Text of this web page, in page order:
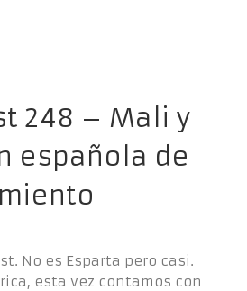
248 – Mali y
española de
No es Esparta pero casi.
esta vez contamos con